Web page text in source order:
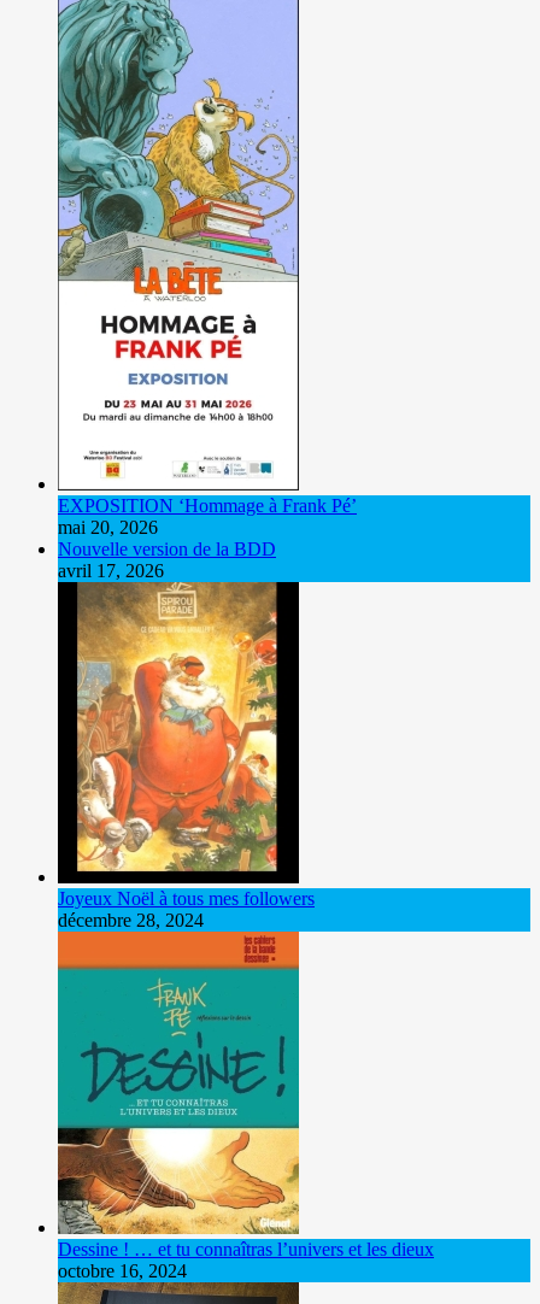
EXPOSITION ‘Hommage à Frank Pé’
mai 20, 2026
Nouvelle version de la BDD
avril 17, 2026
Joyeux Noël à tous mes followers
décembre 28, 2024
Dessine ! … et tu connaîtras l’univers et les dieux
octobre 16, 2024